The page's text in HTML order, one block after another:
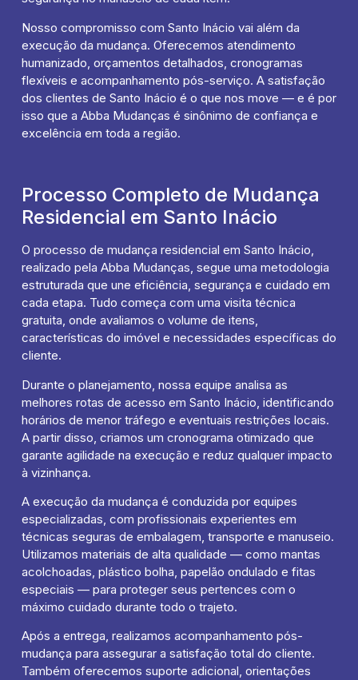
Nosso compromisso com Santo Inácio vai além da
execução da mudança. Oferecemos atendimento
humanizado, orçamentos detalhados, cronogramas
flexíveis e acompanhamento pós-serviço. A satisfação
dos clientes de Santo Inácio é o que nos move — e é por
isso que a Abba Mudanças é sinônimo de confiança e
excelência em toda a região.
Processo Completo de Mudança
Residencial em Santo Inácio
O processo de mudança residencial em Santo Inácio,
realizado pela Abba Mudanças, segue uma metodologia
estruturada que une eficiência, segurança e cuidado em
cada etapa. Tudo começa com uma visita técnica
gratuita, onde avaliamos o volume de itens,
características do imóvel e necessidades específicas do
cliente.
Durante o planejamento, nossa equipe analisa as
melhores rotas de acesso em Santo Inácio, identificando
horários de menor tráfego e eventuais restrições locais.
A partir disso, criamos um cronograma otimizado que
garante agilidade na execução e reduz qualquer impacto
à vizinhança.
A execução da mudança é conduzida por equipes
especializadas, com profissionais experientes em
técnicas seguras de embalagem, transporte e manuseio.
Utilizamos materiais de alta qualidade — como mantas
acolchoadas, plástico bolha, papelão ondulado e fitas
especiais — para proteger seus pertences com o
máximo cuidado durante todo o trajeto.
Após a entrega, realizamos acompanhamento pós-
mudança para assegurar a satisfação total do cliente.
Também oferecemos suporte adicional, orientações